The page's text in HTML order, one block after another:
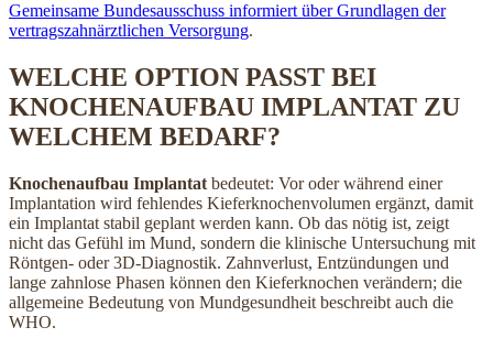
Gemeinsame Bundesausschuss informiert über Grundlagen der
vertragszahnärztlichen Versorgung.
WELCHE OPTION PASST BEI
KNOCHENAUFBAU IMPLANTAT ZU
WELCHEM BEDARF?
Knochenaufbau Implantat bedeutet: Vor oder während einer
Implantation wird fehlendes Kieferknochenvolumen ergänzt, damit
ein Implantat stabil geplant werden kann. Ob das nötig ist, zeigt
nicht das Gefühl im Mund, sondern die klinische Untersuchung mit
Röntgen- oder 3D-Diagnostik. Zahnverlust, Entzündungen und
lange zahnlose Phasen können den Kieferknochen verändern; die
allgemeine Bedeutung von Mundgesundheit beschreibt auch die
WHO.